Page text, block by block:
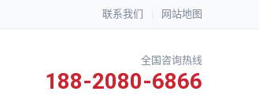
联系我们 网站地图
全国咨询热线
188-2080-6866